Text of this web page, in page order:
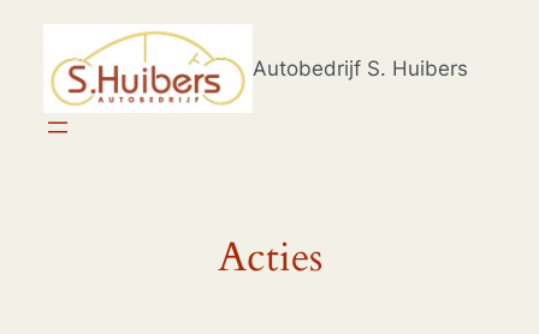
inhoud
Autobedrijf S. Huibers
Acties